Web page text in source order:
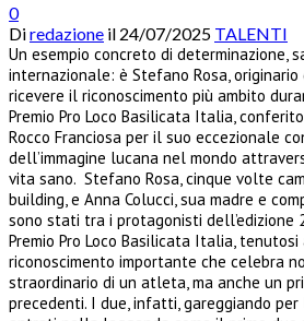
0
Diredazione il 24/07/2025 TALENTI
Un esempio concreto di determinazione,
internazionale: è Stefano Rosa,
ricevere il riconoscimento più ambito
Premio Pro Loco Basilicata Italia,
Rocco Franciosa per il suo eccezionale
dell’immagine lucana nel mondo
vita sano. Stefano Rosa, cinque volte
building, e Anna Colucci, sua madre e
sono stati tra i protagonisti dell’edizione
Premio Pro Loco Basilicata Italia, tenutosi
riconoscimento importante che celebra
straordinario di un atleta, ma anche un
precedenti. I due, infatti, gareggiando per